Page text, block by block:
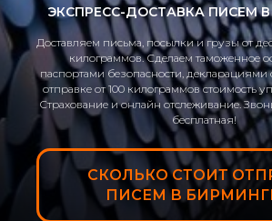
ЭКСПРЕСС-ДОСТАВКА ПИСЕМ
Доставляем письма, посылки и грузы от
килограммов. Сделаем таможенное
паспортами безопасности, декларациями
отправке от 100 килограммов стоимость
Страхование и онлайн отслеживание.
бесплатная!
СКОЛЬКО СТОИТ
ПИСЕМ В